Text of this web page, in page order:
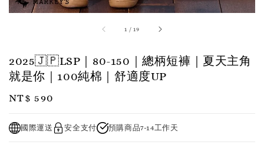
1 /19
2025🇯🇵LSP｜80-150｜總柄短褲｜夏天主角
就是你｜100純棉｜舒適度UP
Regular
NT$ 590
國際運送 安全支付 預購商品7-14工作天